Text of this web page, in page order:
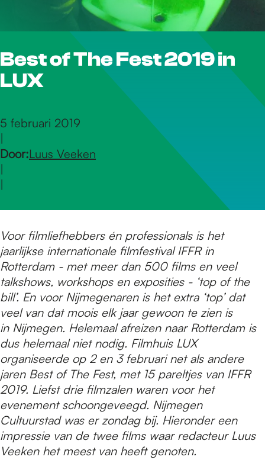
r
d
e
m
e
p
a
g
e
Best of The Fest 2019 in
LUX
5 februari 2019
|
Door:Luus Veeken
|
|
Voor filmliefhebbers én professionals is het
jaarlijkse internationale filmfestival IFFR in
Rotterdam - met meer dan 500 films en veel
talkshows, workshops en exposities - ‘top of the
bill’. En voor Nijmegenaren is het extra ‘top’ dat
veel van dat moois elk jaar gewoon te zien is
in Nijmegen. Helemaal afreizen naar Rotterdam is
dus helemaal niet nodig. Filmhuis LUX
organiseerde op 2 en 3 februari net als andere
jaren Best of The Fest, met 15 pareltjes van IFFR
2019. Liefst drie filmzalen waren voor het
evenement schoongeveegd. Nijmegen
Cultuurstad was er zondag bij. Hieronder een
impressie van de twee films waar redacteur Luus
Veeken het meest van heeft genoten.